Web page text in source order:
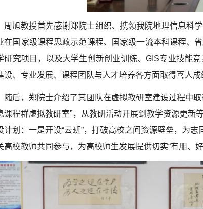
周旭教授首先感谢郑院士组织、携领我院地理信息科
在国家级课程思政示范课程、国家级一流本科课程、
研究项目，以及大学生创新创业训练、GIS专业技能
设、专业发展、课程团队与人才培养各方面取得喜人成
随后，郑院士介绍了其团队在虚拟教研室建设过程中
课程群虚拟教研室”，从教研活动开展到教学资源更
计划：一是开设“云班”，打破高校之间资源壁垒，为志
高校教师共同参与，为高校师生发展提供切实“有用、